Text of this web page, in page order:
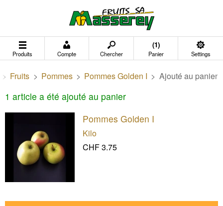
Produits Compte Chercher
(1)
Panier Settings
> Fruits > Pommes > Pommes Golden I > Ajouté au panier
1 article a été ajouté au panier
Pommes Golden I
Kilo
CHF 3.75